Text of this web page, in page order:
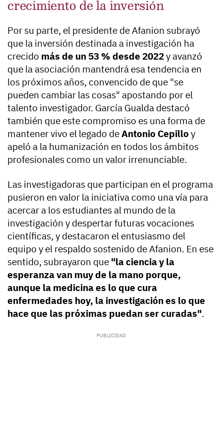
crecimiento de la inversión
Por su parte, el presidente de Afanion subrayó
que la inversión destinada a investigación ha
crecido más de un 53 % desde 2022y avanzó
que la asociación mantendrá esa tendencia en
los próximos años, convencido de que "se
pueden cambiar las cosas" apostando por el
talento investigador. García Gualda destacó
también que este compromiso es una forma de
mantener vivo el legado deAntonio Cepillo y
apeló a la humanización en todos los ámbitos
profesionales como un valor irrenunciable.
Las investigadoras que participan en el programa
pusieron en valor la iniciativa como una vía para
acercar a los estudiantes al mundo de la
investigación y despertar futuras vocaciones
científicas, y destacaron el entusiasmo del
equipo y el respaldo sostenido de Afanion. En ese
sentido, subrayaron que "la ciencia y la
esperanza van muy de la mano porque,
aunque la medicina es lo que cura
enfermedades hoy, la investigación es lo que
hace que las próximas puedan ser curadas".